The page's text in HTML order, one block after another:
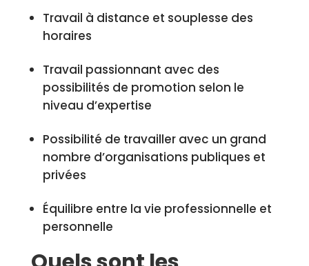
Travail à distance et souplesse des
horaires
Travail passionnant avec des
possibilités de promotion selon le
niveau d’expertise
Possibilité de travailler avec un grand
nombre d’organisations publiques et
privées
Équilibre entre la vie professionnelle et
personnelle